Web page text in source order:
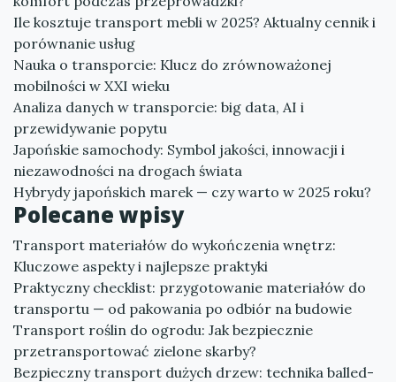
Ile kosztuje transport mebli w 2025? Aktualny cennik i
porównanie usług
Nauka o transporcie: Klucz do zrównoważonej
mobilności w XXI wieku
Analiza danych w transporcie: big data, AI i
przewidywanie popytu
Japońskie samochody: Symbol jakości, innowacji i
niezawodności na drogach świata
Hybrydy japońskich marek — czy warto w 2025 roku?
Polecane wpisy
Transport materiałów do wykończenia wnętrz:
Kluczowe aspekty i najlepsze praktyki
Praktyczny checklist: przygotowanie materiałów do
transportu — od pakowania po odbiór na budowie
Transport roślin do ogrodu: Jak bezpiecznie
przetransportować zielone skarby?
Bezpieczny transport dużych drzew: technika balled-